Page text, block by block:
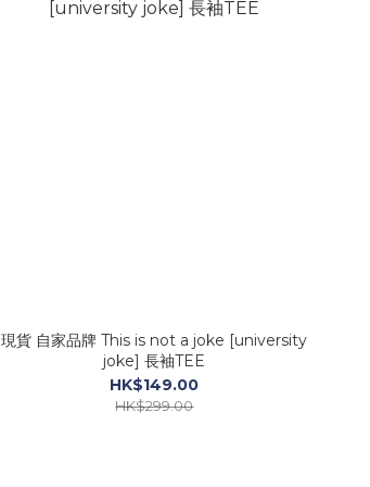
現貨 自家品牌 This is not a joke [university
joke] 長袖TEE
HK$149.00
HK$299.00